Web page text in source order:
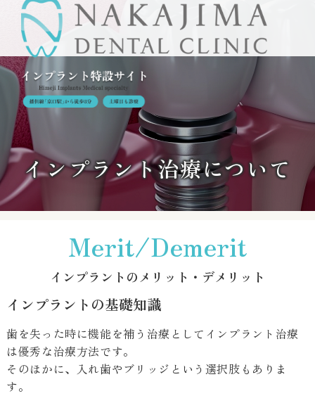
インプラント治療について
Merit/Demerit
インプラントのメリット・デメリット
インプラントの基礎知識
歯を失った時に機能を補う治療としてインプラント治療
は優秀な治療方法です。
そのほかに、入れ歯やブリッジという選択肢もありま
す。